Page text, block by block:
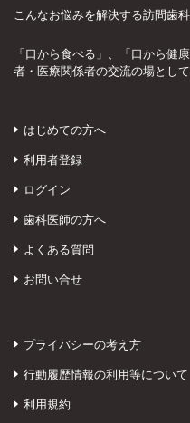
こんなお悩みを解決する訪問歯
「口から食べる」、「口から健
者・医療関係者の交流の場とし
はじめての方へ
利用者登録
ログイン
歯科医師の方へ
よくある質問
お問い合せ
プライバシーの考え方
行動履歴情報の利用等について
利用規約